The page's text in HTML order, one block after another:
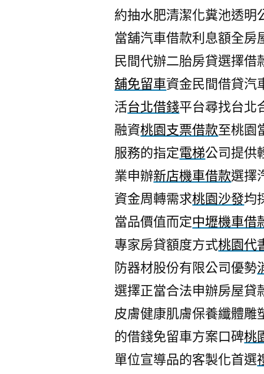
約抽水肥清潔化糞池透明
當舖汽車借款利息額全房
民間代辦二胎房貸選擇借
舖免留車資金民間借貸汽
活台北借錢平台尋找台北
融資桃園支票借款至桃園
服務的指定電梯公司提供
業申辦新店機車借款選擇
資金周轉需求桃園沙發均
當品價值而定中壢機車借
專家房貸額度方式桃園代
防器材股份有限公司優勢
選擇正當合法申辦房屋貸
皮膚健康肌膚保養纖體雕
的借錢免留車方案口碑桃
單位宣導品的客製化首選